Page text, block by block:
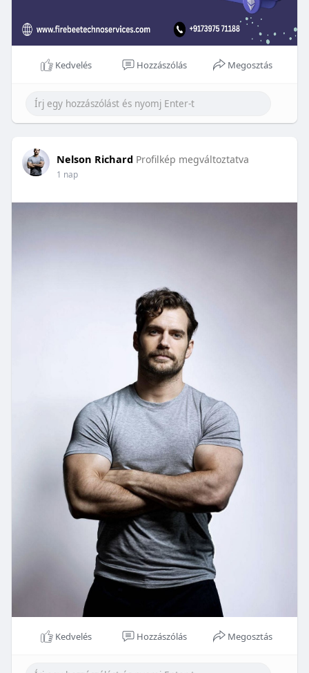
Kedvelés Hozzászólás Megosztás
Nelson Richard Profilkép megváltoztatva
1 nap
Kedvelés Hozzászólás Megosztás